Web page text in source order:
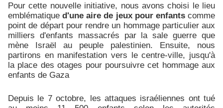
Pour cette nouvelle initiative, nous avons choisi le lieu
emblématiqued'une aire de jeux pour enfantscomme
point de départ pour rendre un hommage particulier aux
milliers d'enfants massacrés par la sale guerre que
mène Israël au peuple palestinien. Ensuite, nous
partirons en manifestation vers le centre-ville, jusqu'à
la place des otages pour poursuivre cet hommage aux
enfants de Gaza
Depuis le 7 octobre, les attaques israéliennes ont tué